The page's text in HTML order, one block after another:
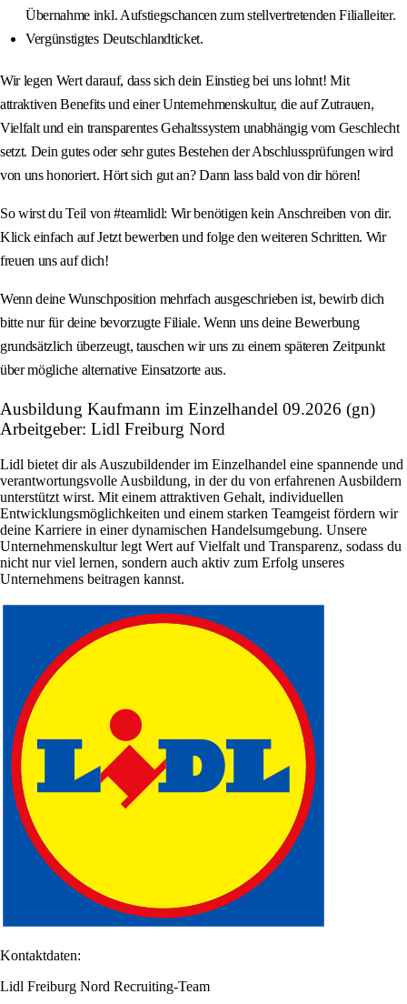
Übernahme inkl. Aufstiegschancen zum stellvertretenden Filialleiter.
Vergünstigtes Deutschlandticket.
Wir legen Wert darauf, dass sich dein Einstieg bei uns lohnt! Mit
attraktiven Benefits und einer Unternehmenskultur, die auf Zutrauen,
Vielfalt und ein transparentes Gehaltssystem unabhängig vom Geschlecht
setzt. Dein gutes oder sehr gutes Bestehen der Abschlussprüfungen wird
von uns honoriert. Hört sich gut an? Dann lass bald von dir hören!
So wirst du Teil von #teamlidl: Wir benötigen kein Anschreiben von dir.
Klick einfach auf Jetzt bewerben und folge den weiteren Schritten. Wir
freuen uns auf dich!
Wenn deine Wunschposition mehrfach ausgeschrieben ist, bewirb dich
bitte nur für deine bevorzugte Filiale. Wenn uns deine Bewerbung
grundsätzlich überzeugt, tauschen wir uns zu einem späteren Zeitpunkt
über mögliche alternative Einsatzorte aus.
Ausbildung Kaufmann im Einzelhandel 09.2026 (gn)
Arbeitgeber: Lidl Freiburg Nord
Lidl bietet dir als Auszubildender im Einzelhandel eine spannende und
verantwortungsvolle Ausbildung, in der du von erfahrenen Ausbildern
unterstützt wirst. Mit einem attraktiven Gehalt, individuellen
Entwicklungsmöglichkeiten und einem starken Teamgeist fördern wir
deine Karriere in einer dynamischen Handelsumgebung. Unsere
Unternehmenskultur legt Wert auf Vielfalt und Transparenz, sodass du
nicht nur viel lernen, sondern auch aktiv zum Erfolg unseres
Unternehmens beitragen kannst.
Kontaktdaten:
Lidl Freiburg Nord Recruiting-Team